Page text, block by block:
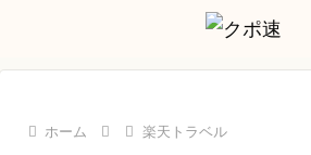
ホーム 楽天トラベル